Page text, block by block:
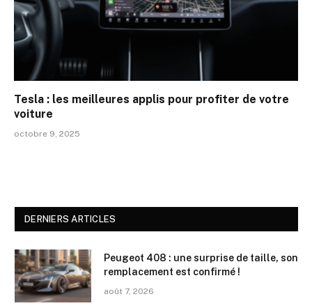
Tesla : les meilleures applis pour profiter de votre
voiture
octobre 9, 2025
DERNIERS ARTICLES
Peugeot 408 : une surprise de taille, son
remplacement est confirmé !
août 7, 2026